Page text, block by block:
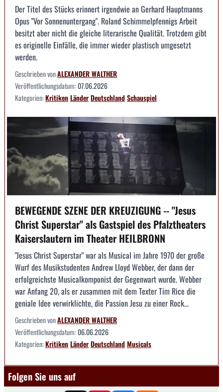
Der Titel des Stücks erinnert irgendwie an Gerhard Hauptmanns
Opus "Vor Sonnenuntergang". Roland Schimmelpfennigs Arbeit
besitzt aber nicht die gleiche literarische Qualität. Trotzdem gibt
es originelle Einfälle, die immer wieder plastisch umgesetzt
werden.
Geschrieben vonALEXANDER WALTHER
Veröffentlichungsdatum:07.06.2026
Kategorien:KritikenLänderDeutschlandSchauspiel
BEWEGENDE SZENE DER KREUZIGUNG -- "Jesus
Christ Superstar" als Gastspiel des Pfalztheaters
Kaiserslautern im Theater HEILBRONN
"Jesus Christ Superstar" war als Musical im Jahre 1970 der große
Wurf des Musikstudenten Andrew Lloyd Webber, der dann der
erfolgreichste Musicalkomponist der Gegenwart wurde. Webber
war Anfang 20, als er zusammen mit dem Texter Tim Rice die
geniale Idee verwirklichte, die Passion Jesu zu einer Rock...
Geschrieben vonALEXANDER WALTHER
Veröffentlichungsdatum:06.06.2026
Kategorien:KritikenLänderDeutschlandMusicals
Folgen Sie uns auf